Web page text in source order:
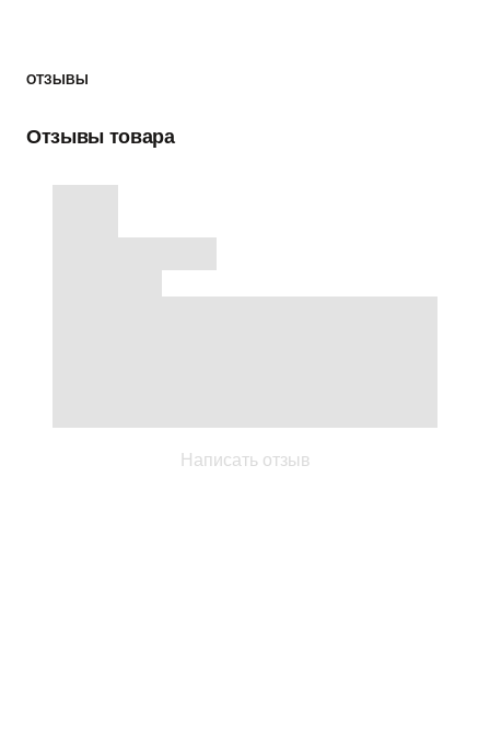
ОТЗЫВЫ
Отзывы товара
Написать отзыв